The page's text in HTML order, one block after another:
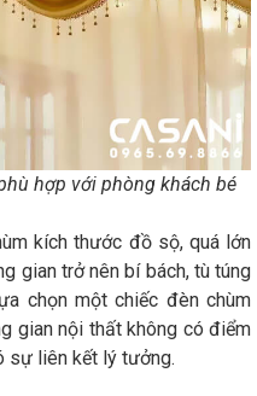
hợp với phòng khách bé
kích thước đồ sộ, quá lớn
gian trở nên bí bách, tù túng
chọn một chiếc đèn chùm
gian nội thất không có điểm
sự liên kết lý tưởng.